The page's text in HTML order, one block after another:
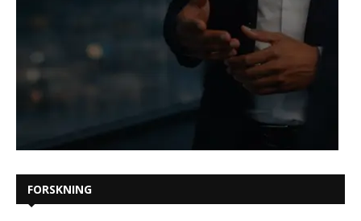
FORSKNING